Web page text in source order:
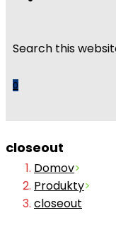
Search this
0
closeout
Domov>
Produkty>
closeout